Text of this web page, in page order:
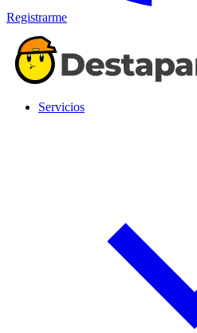
Registrarme
Servicios